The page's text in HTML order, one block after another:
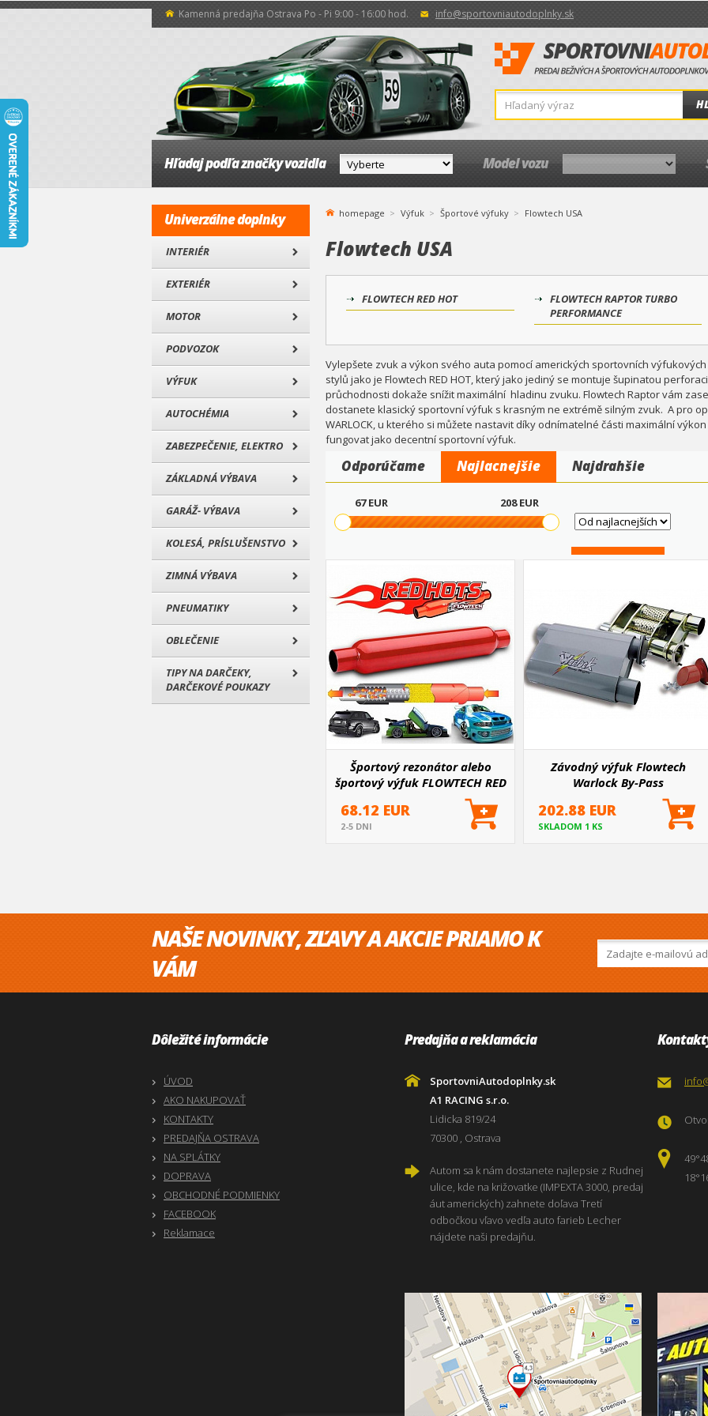
Kamenná predajňa Ostrava Po - Pi 9:00 - 16:00 hod. info@sportovniautodoplnky.sk
Hľadaj podľa značky vozidla Model vozu
Univerzálne doplnky
INTERIÉR
EXTERIÉR
MOTOR
PODVOZOK
VÝFUK
AUTOCHÉMIA
ZABEZPEČENIE, ELEKTRO
ZÁKLADNÁ VÝBAVA
GARÁŽ- VÝBAVA
KOLESÁ, PRÍSLUŠENSTVO
ZIMNÁ VÝBAVA
PNEUMATIKY
OBLEČENIE
TIPY NA DARČEKY,
DARČEKOVÉ POUKAZY
homepage Výfuk Športové výfuky Flowtech USA
Flowtech USA
FLOWTECH RED HOT
FLOWTECH RAPTOR TURBO
PERFORMANCE
Vylepšete zvuk a výkon svého auta pomocí amerických sportovních
stylů jako je Flowtech RED HOT, který jako jediný se montuje šupinatou
průchodnosti dokaže snížit maximální hladinu zvuku. Flowtech Raptor vám
dostanete klasický sportovní výfuk s krasným ne extrémě silným zvuk. A pro
WARLOCK, u kterého si můžete nastavit díky odnímatelné části maximální
fungovat jako decentní sportovní výfuk.
Odporúčame Najlacnejšie Najdrahšie
67EUR 208EUR
Športový rezonátor alebo
športový výfuk FLOWTECH RED
HOT 55, 60 a 65 mm (vonkajší
priemer)
68.12 EUR
2-5 DNI
Závodný výfuk Flowtech
Warlock By-Pass
202.88 EUR
SKLADOM 1 KS
NAŠE NOVINKY, ZĽAVY A AKCIE PRIAMO K
VÁM
Dôležité informácie
ÚVOD
AKO NAKUPOVAŤ
KONTAKTY
PREDAJŇA OSTRAVA
NA SPLÁTKY
DOPRAVA
OBCHODNÉ PODMIENKY
FACEBOOK
Reklamace
Predajňa a reklamácia
SportovniAutodoplnky.sk
A1 RACING s.r.o.
Lidicka 819/24
70300 , Ostrava
Autom sa k nám dostanete najlepsie z Rudnej
ulice, kde na križovatke (IMPEXTA 3000, predaj
áut amerických) zahnete doľava Tretí
odbočkou vľavo vedľa auto farieb Lecher
nájdete naši predajňu.